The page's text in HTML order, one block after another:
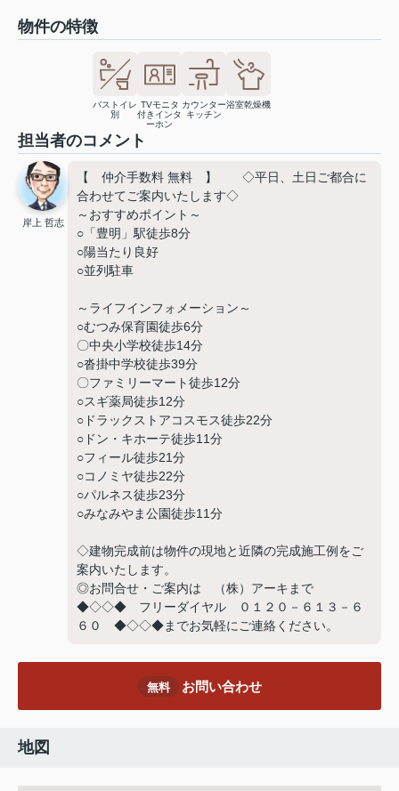
物件の特徴
バストイレ
別
TVモニタ
付きインタ
ーホン
カウンター
キッチン
浴室乾燥機
担当者のコメント
岸上 哲志
【 仲介手数料 無料 】 ◇平日、土日ご都合に
合わせてご案内いたします◇
～おすすめポイント～
○「豊明」駅徒歩8分
○陽当たり良好
○並列駐車
～ライフインフォメーション～
○むつみ保育園徒歩6分
〇中央小学校徒歩14分
○沓掛中学校徒歩39分
〇ファミリーマート徒歩12分
○スギ薬局徒歩12分
○ドラックストアコスモス徒歩22分
○ドン・キホーテ徒歩11分
○フィール徒歩21分
○コノミヤ徒歩22分
○パルネス徒歩23分
○みなみやま公園徒歩11分
◇建物完成前は物件の現地と近隣の完成施工例をご
案内いたします。
◎お問合せ・ご案内は （株）アーキまで
◆◇◇◆ フリーダイヤル ０１２０－６１３－６
６０ ◆◇◇◆までお気軽にご連絡ください。
無料 お問い合わせ
地図